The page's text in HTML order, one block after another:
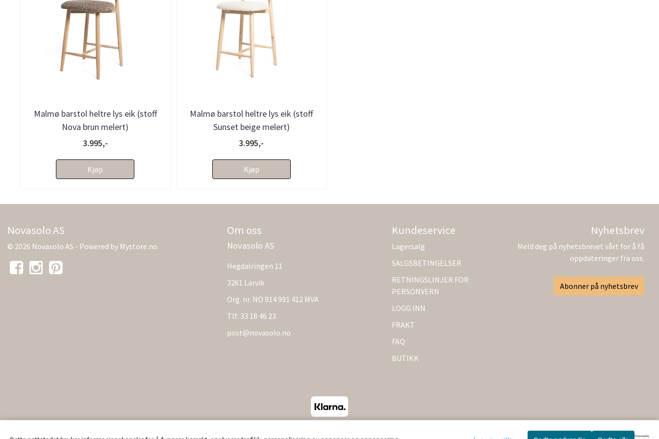
Malmø barstol heltre lys eik (stoff
Nova brun melert)
3.995,-
Kjøp
Malmø barstol heltre lys eik (stoff
Sunset beige melert)
3.995,-
Kjøp
Powered by
Novasolo AS
© 2026 Novasolo AS - Powered by Mystore.no
Om oss
Novasolo AS
Hegdalringen 11
3261 Larvik
Org. nr. NO 914 991 412 MVA
Tlf: 33 18 46 23
post@novasolo.no
Kundeservice
Lagersalg
SALGSBETINGELSER
RETNINGSLINJER FOR
PERSONVERN
LOGG INN
FRAKT
FAQ
BUTIKK
Nyhetsbrev
Meld deg på nyhetsbrevet vårt for å få
oppdateringer fra oss.
Abonner på nyhetsbrev